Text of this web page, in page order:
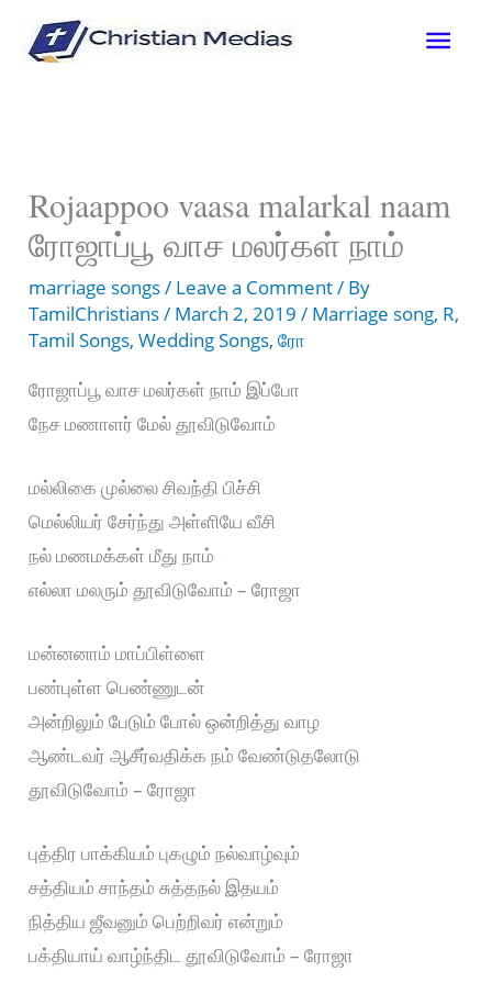
Rojaappoo vaasa malarkal naam
ரோஜாப்பூ வாச மலர்கள் நாம்
marriage songs/ Leave a Comment/ By
TamilChristians/ March 2, 2019/ Marriage song, R,
Tamil Songs,Wedding Songs,ரோ
ரோஜாப்பூ வாச மலர்கள் நாம் இப்போ
நேச மணாளர் மேல் தூவிடுவோம்
மல்லிகை முல்லை சிவந்தி பிச்சி
மெல்லியர் சேர்ந்து அள்ளியே வீசி
நல் மணமக்கள் மீது நாம்
எல்லா மலரும் தூவிடுவோம் – ரோஜா
மன்னனாம் மாப்பிள்ளை
பண்புள்ள பெண்ணுடன்
அன்றிலும் பேடும் போல் ஒன்றித்து வாழ
ஆண்டவர் ஆசீர்வதிக்க நம் வேண்டுதலோடு
தூவிடுவோம் – ரோஜா
புத்திர பாக்கியம் புகழும் நல்வாழ்வும்
சத்தியம் சாந்தம் சுத்தநல் இதயம்
நித்திய ஜீவனும் பெற்றிவர் என்றும்
பக்தியாய் வாழ்ந்திட தூவிடுவோம் – ரோஜா